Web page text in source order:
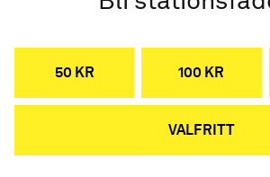
50 KR 100 KR
VALFRITT